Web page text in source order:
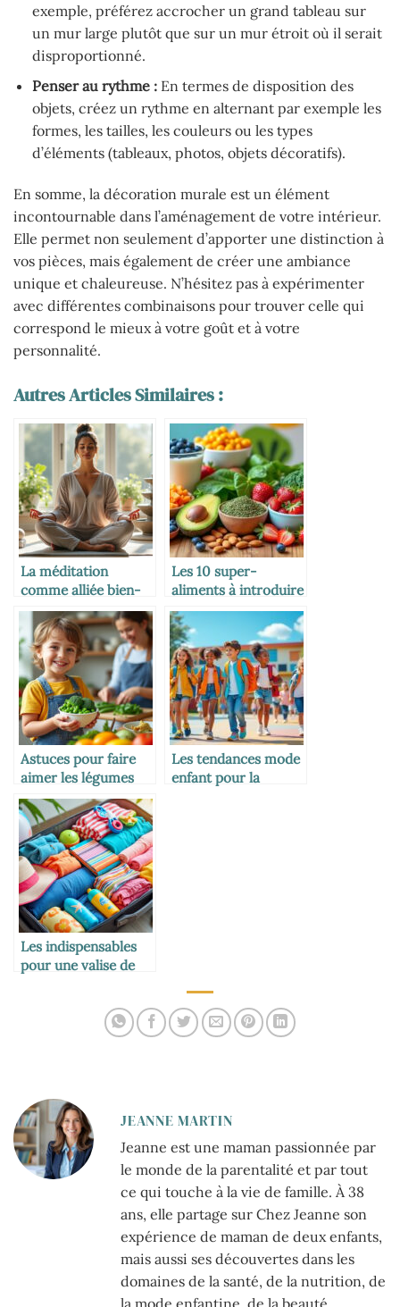
exemple, préférez accrocher un grand tableau sur
un mur large plutôt que sur un mur étroit où il serait
disproportionné.
Penser au rythme :En termes de disposition des
objets, créez un rythme en alternant par exemple les
formes, les tailles, les couleurs ou les types
d’éléments (tableaux, photos, objets décoratifs).
En somme, la décoration murale est un élément
incontournable dans l’aménagement de votre intérieur.
Elle permet non seulement d’apporter une distinction à
vos pièces, mais également de créer une ambiance
unique et chaleureuse. N’hésitez pas à expérimenter
avec différentes combinaisons pour trouver celle qui
correspond le mieux à votre goût et à votre
personnalité.
Autres Articles Similaires :
La méditation
comme alliée bien-
être des mamans
Les 10 super-
aliments à introduire
dans l’alimentation
des enfants
Astuces pour faire
aimer les légumes
verts aux petits
Les tendances mode
enfant pour la
Les indispensables
pour une valise de
JEANNE MARTIN
Jeanne est une maman passionnée par
le monde de la parentalité et par tout
ce qui touche à la vie de famille. À 38
ans, elle partage sur Chez Jeanne son
expérience de maman de deux enfants,
mais aussi ses découvertes dans les
domaines de la santé, de la nutrition, de
la mode enfantine, de la beauté